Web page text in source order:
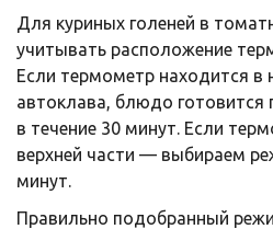
Для куриных голеней в
учитывать расположение
Если термометр находится в
автоклава, блюдо готовится
в течение 30 минут. Если
верхней части — выбираем
минут.
Правильно подобранный